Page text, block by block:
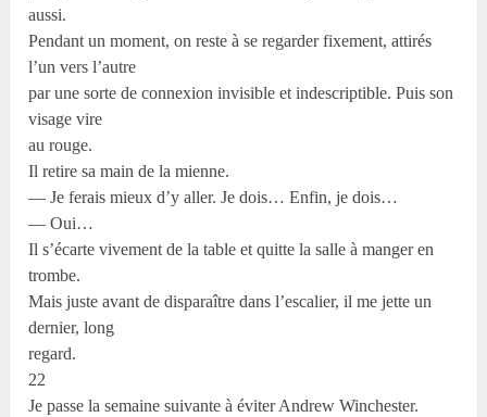
aussi.
Pendant un moment, on reste à se regarder fixement, attirés
l’un vers l’autre
par une sorte de connexion invisible et indescriptible. Puis son
visage vire
au rouge.
Il retire sa main de la mienne.
— Je ferais mieux d’y aller. Je dois… Enfin, je dois…
— Oui…
Il s’écarte vivement de la table et quitte la salle à manger en
trombe.
Mais juste avant de disparaître dans l’escalier, il me jette un
dernier, long
regard.
22
Je passe la semaine suivante à éviter Andrew Winchester.